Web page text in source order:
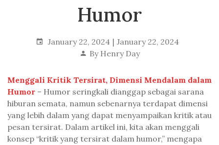
Humor
January 22, 2024
January 22, 2024
By Henry Day
Menggali Kritik Tersirat, Dimensi Mendalam dalam
Humor – Humor seringkali dianggap sebagai sarana
hiburan semata, namun sebenarnya terdapat dimensi
yang lebih dalam yang dapat menyampaikan kritik atau
pesan tersirat. Dalam artikel ini, kita akan menggali
konsep “kritik yang tersirat dalam humor,” mengapa